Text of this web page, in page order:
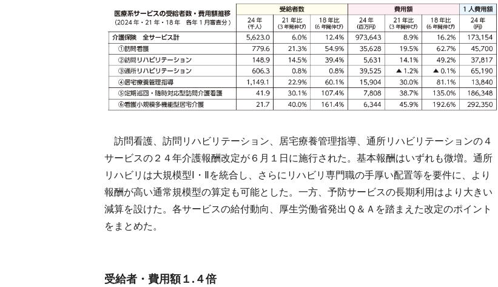
訪問看護、訪問リハビリテーション、居宅療養管理指導、通所リハビリテーションの４
サービスの２４年介護報酬改定が６月１日に施行された。基本報酬はいずれも微増。通所
リハビリは大規模型Ⅰ・Ⅱを統合し、さらにリハビリ専門職の手厚い配置等を要件に、より
報酬が高い通常規模型の算定も可能とした。一方、予防サービスの長期利用はより大きい
減算を設けた。各サービスの給付動向、厚生労働省発出Ｑ＆Ａを踏まえた改定のポイント
をまとめた。
受給者・費用額１.４倍